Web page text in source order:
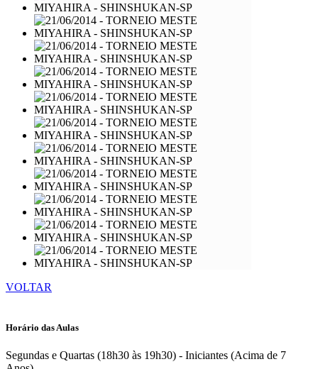
VOLTAR
Horário das Aulas
Segundas e Quartas (18h30 às 19h30) - Iniciantes (Acima de 7